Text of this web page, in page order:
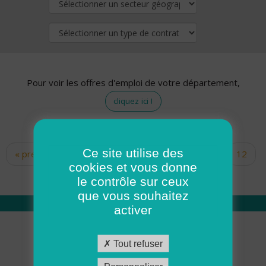
Pour voir les offres d'emploi de votre département,
cliquez ici !
Pages
« premier ‹ précédent … 10
12
14 15 16 17
Qui sommes nous
Académie ADMR
Ce site utilise des
cookies et vous donne
le contrôle sur ceux
que vous souhaitez
activer
Tout refuser